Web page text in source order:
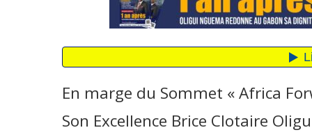
En marge du Sommet « Africa
Son Excellence Brice Clotaire